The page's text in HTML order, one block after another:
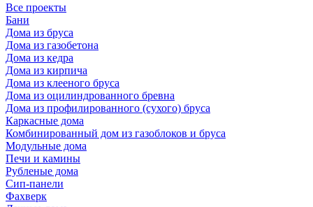
Все проекты
Бани
Дома из бруса
Дома из газобетона
Дома из кедра
Дома из кирпича
Дома из клееного бруса
Дома из оцилиндрованного бревна
Дома из профилированного (сухого) бруса
Каркасные дома
Комбинированный дом из газоблоков и бруса
Модульные дома
Печи и камины
Рубленые дома
Сип-панели
Фахверк